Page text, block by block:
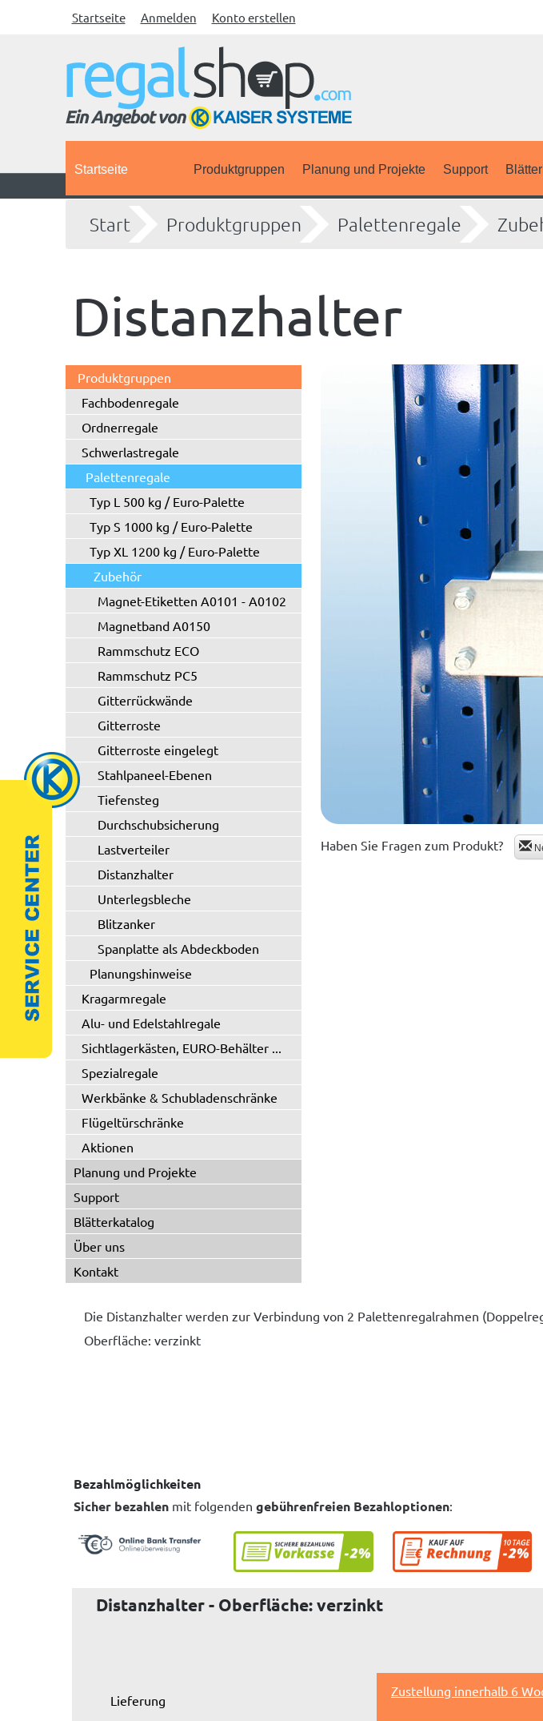
Startseite Anmelden Konto erstellen
Startseite Produktgruppen Planung und Projekte Support
Start Produktgruppen Palettenregale
Distanzhalter
Produktgruppen
Fachbodenregale
Ordnerregale
Schwerlastregale
Palettenregale
Typ L 500 kg / Euro-Palette
Typ S 1000 kg / Euro-Palette
Typ XL 1200 kg / Euro-Palette
Zubehör
Magnet-Etiketten A0101 - A0102
Magnetband A0150
Rammschutz ECO
Rammschutz PC5
Gitterrückwände
Gitterroste
Gitterroste eingelegt
Stahlpaneel-Ebenen
Tiefensteg
Durchschubsicherung
Lastverteiler
Distanzhalter
Unterlegsbleche
Blitzanker
Spanplatte als Abdeckboden
Planungshinweise
Kragarmregale
Alu- und Edelstahlregale
Sichtlagerkästen, EURO-Behälter ...
Spezialregale
Werkbänke & Schubladenschränke
Flügeltürschränke
Aktionen
Planung und Projekte
Support
Blätterkatalog
Über uns
Kontakt
Haben Sie Fragen zum Produkt?
Die Distanzhalter werden zur Verbindung von 2 Palettenregalrahmen
Oberfläche: verzinkt
Bezahlmöglichkeiten
Sicher bezahlen mit folgenden gebührenfreien Bezahloptionen:
Distanzhalter - Oberfläche: verzinkt
Lieferung
Zustellung innerhalb 6